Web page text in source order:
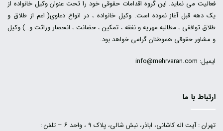
فعالیت می نماید. این گروه اقدامات حقوقی خود را تحت عنوان وکیل خانواده از
یک دهه قبل آغاز نموده است. وکیل خانواده ، در انواع دعاوی( اعم از طلاق و
طلاق توافقی ، مطالبه مهریه و نفقه ، تمکین ، حضانت ، انحصار وراثت و…) وکیل
و مشاور حقوقی هموطنان گرامی خواهد بود.
ایمیل: info@mehrvaran.com
ارتباط با ما
تهران : آیت اله کاشانی، اباذر، نبش شالی، پلاک ۹ ، واحد ۶ – تلفن :